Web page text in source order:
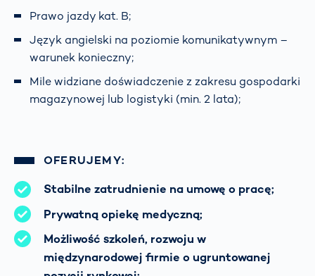
Prawo jazdy kat. B;
Język angielski na poziomie komunikatywnym –
warunek konieczny;
Mile widziane doświadczenie z zakresu gospodarki
magazynowej lub logistyki (min. 2 lata);
OFERUJEMY:
Stabilne zatrudnienie na umowę o pracę;
Prywatną opiekę medyczną;
Możliwość szkoleń, rozwoju w
międzynarodowej firmie o ugruntowanej